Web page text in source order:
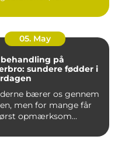
05. May
på
sundere fødder i
bærer os gennem
men for mange får
opmærksom...